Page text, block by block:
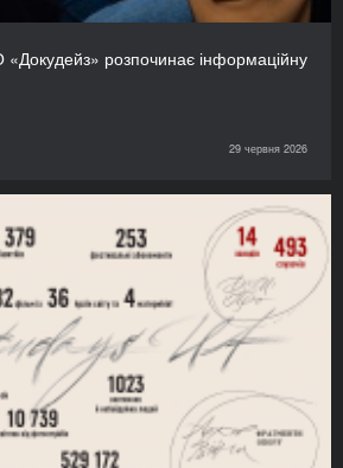
«Докудейз» розпочинає інформаційну
29 червня 2026